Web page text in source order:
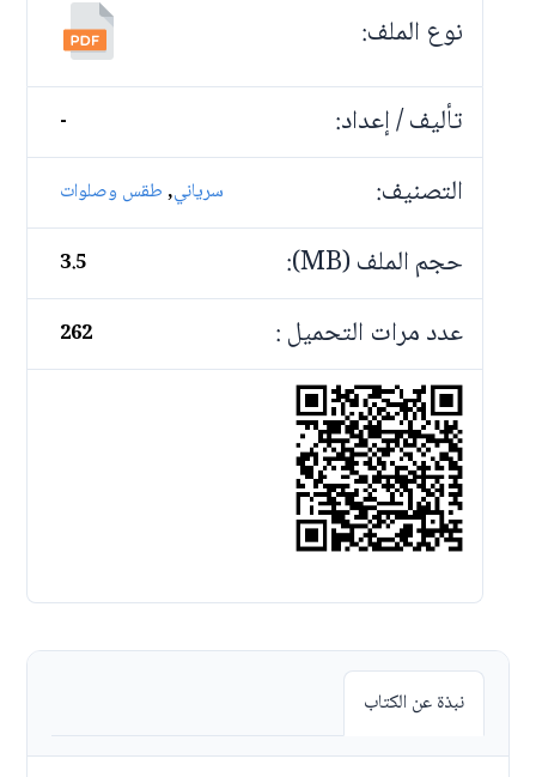
نوع الملف:
تأليف / إعداد:
-
التصنيف: سرياني,طقس وصلوات
حجم الملف (MB): 3.5
عدد مرات التحميل : 262
نبذة عن الكتاب